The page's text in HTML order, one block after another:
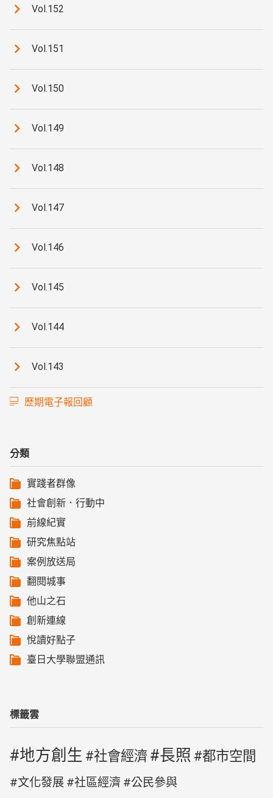
Vol.152
Vol.151
Vol.150
Vol.149
Vol.148
Vol.147
Vol.146
Vol.145
Vol.144
Vol.143
歷期電子報回顧
分類
實踐者群像
社會創新．行動中
前線紀實
研究焦點站
案例放送局
翻閱城事
他山之石
創新連線
悅讀好點子
臺日大學聯盟通訊
標籤雲
地方創生 社會經濟 長照 都市空間
文化發展 社區經濟 公民參與